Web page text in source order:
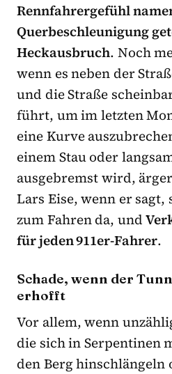
Rennfahrergefühl
Querbeschleunigung
Heckausbruch. Noch
wenn es neben der
und die Straße
führt, um im letzten
eine Kurve
einem Stau oder
ausgebremst wird,
Lars Eise, wenn er sagt,
zum Fahren da, und
für jeden 911er-Fahrer.
Schade, wenn der
erhofft
Vor allem, wenn
die sich in Serpentinen
den Berg hinschlängeln